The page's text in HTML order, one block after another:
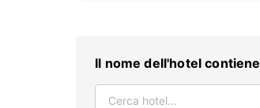
Il nome dell'hotel contiene